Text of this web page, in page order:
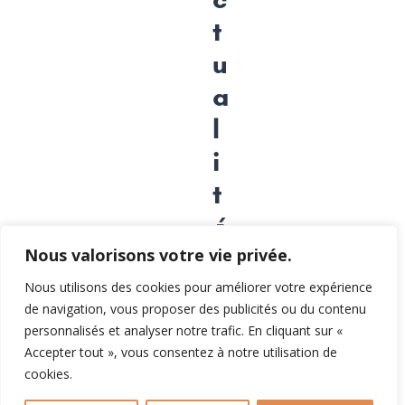
Nous valorisons votre vie privée.
Nous utilisons des cookies pour améliorer votre expérience
de navigation, vous proposer des publicités ou du contenu
personnalisés et analyser notre trafic. En cliquant sur «
Accepter tout », vous consentez à notre utilisation de
cookies.
t
u
a
l
i
t
é
notre jeune espoir Matteo